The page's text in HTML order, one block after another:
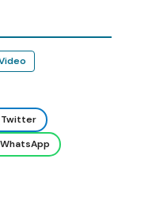
Twitter
WhatsApp